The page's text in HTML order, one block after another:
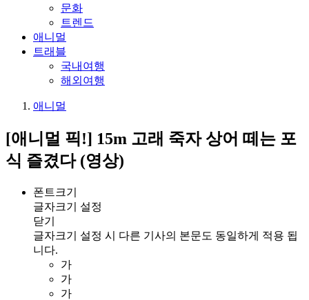
문화
트렌드
애니멀
트래블
국내여행
해외여행
애니멀
[애니멀 픽!] 15m 고래 죽자 상어 떼는 포
식 즐겼다 (영상)
폰트크기
글자크기 설정
닫기
글자크기 설정 시 다른 기사의 본문도 동일하게 적용 됩
니다.
가
가
가